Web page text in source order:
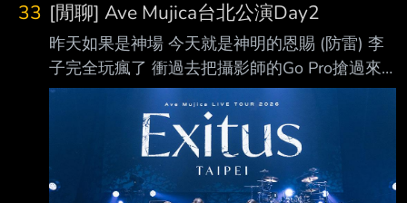
33 [閒聊] Ave Mujica台北公演Day2
昨天如果是神場 今天就是神明的恩賜 (防雷) 李
子完全玩瘋了 衝過去把攝影師的Go Pro搶過來
拍全團，團員也很有默契通通圍在鼓手前面。
就看攝影師佐佐木李子小姐自拍，拍團員，環景
拍，再自拍，再拍團員... 給團員也是各種特寫，
拍夢以居然是先從大長腿開始入鏡，一路從腳往
上拍。 普通攝影師這樣拍有點微妙，但掌鏡的